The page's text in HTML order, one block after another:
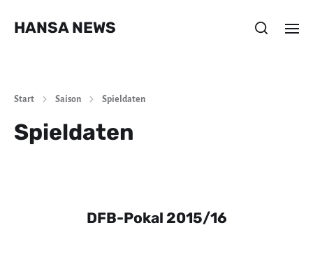
HANSA NEWS
Start Saison Spieldaten
Spieldaten
DFB-Pokal 2015/16